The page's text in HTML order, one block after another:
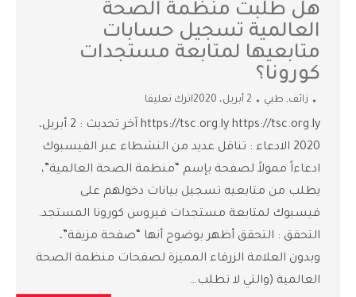
هل طلبت منظمة الصحة
العالمية تسجيل حسابات
متابعيها لمتابعة مستجدات
كورونا؟
زائف, طبي 2 أبريل، 2020 اترك تعليقا
https://tsc.org.ly https://tsc.org.ly آخر تحديث : 2 أبريل،
2020 الادعاء : تناقل عديد من النشطاء عبر الفيسبوك
ادعاءاً ممولاً لصفحة بإسم “منظمة الصحة العالمية”،
يطلب من متابعيه تسجيل بيانات دخولهم على
فيسبوك لمتابعة مستجدات فيروس كورونا المستجد.
التحقق : التحقق أظهر بوضوح أنها “صفحة مزيفة”،
وبدون العلامة الزرقاء المميزة لصفحات منظمة الصحة
العالمية (والتي لا تطلب…